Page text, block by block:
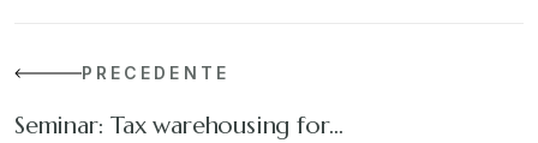
PRECEDENTE
Seminar: Tax warehousing for…